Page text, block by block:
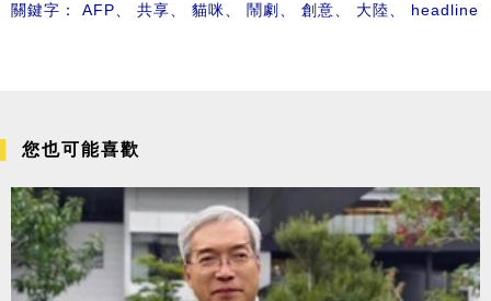
關鍵字： AFP、 共享、 貓咪、 鬧劇 、 創意、 大陸、 headline
您也可能喜歡